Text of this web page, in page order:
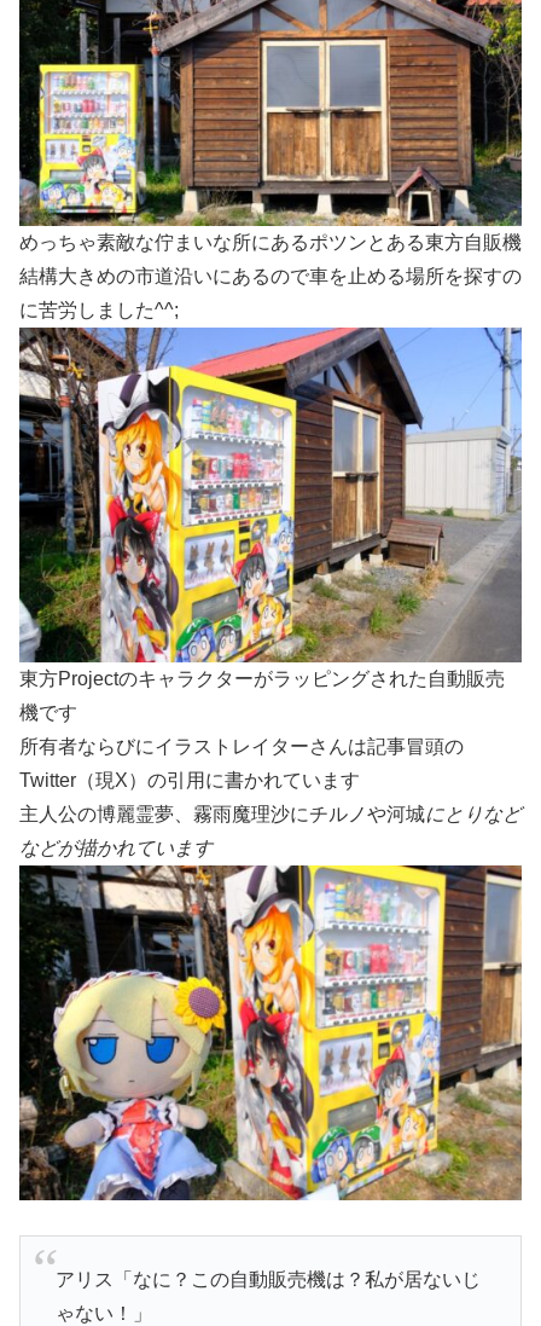
めっちゃ素敵な佇まいな所にあるポツンとある東方自販機
結構大きめの市道沿いにあるので車を止める場所を探すの
に苦労しました^^;
東方Projectのキャラクターがラッピングされた自動販売
機です
所有者ならびにイラストレイターさんは記事冒頭の
Twitter（現X）の引用に書かれています
主人公の博麗霊夢、霧雨魔理沙にチルノや河城にとりなど
などが描かれています
アリス「なに？この自動販売機は？私が居ないじ
ゃない！」